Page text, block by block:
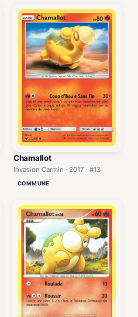
Chamallot
Invasion Carmin · 2017 · #13
COMMUNE